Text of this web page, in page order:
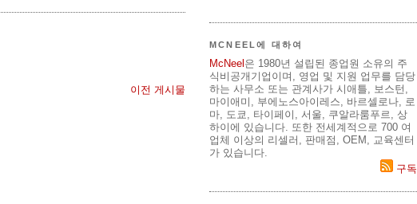
이전 게시물
MCNEEL에 대하여
McNeel 은 1980년 설립된 종업원 소유의 주
식비공개기업이며, 영업 및 지원 업무를 담당
하는 사무소 또는 관계사가 시애틀, 보스턴,
마이애미, 부에노스아이레스, 바르셀로나, 로
마, 도쿄, 타이페이, 서울, 쿠알라룸푸르, 상
하이에 있습니다. 또한 전세계적으로 700 여
업체 이상의 리셀러, 판매점, OEM, 교육센터
가 있습니다.
구독